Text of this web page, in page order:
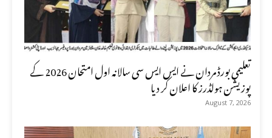
تعلیمی بورڈ مردان نے ایس ایس سی سالانہ اول امتحان 2026 کے
پوزیشن ہولڈرز کا اعلان کر دیا
August 7, 2026